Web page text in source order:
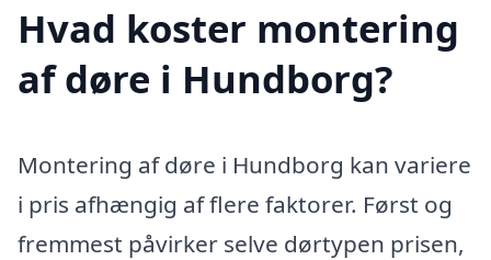
Hvad koster montering
af døre i Hundborg?
Montering af døre i Hundborg kan variere
i pris afhængig af flere faktorer. Først og
fremmest påvirker selve dørtypen prisen,